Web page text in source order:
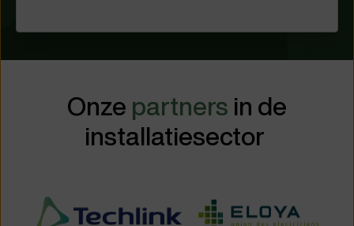
Onze partners in de
installatiesector